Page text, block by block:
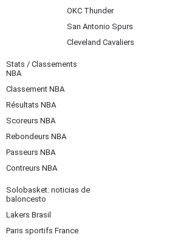
OKC Thunder
San Antonio Spurs
Cleveland Cavaliers
Stats / Classements
NBA
Classement NBA
Résultats NBA
Scoreurs NBA
Rebondeurs NBA
Passeurs NBA
Contreurs NBA
Solobasket: noticias de
baloncesto
Lakers Brasil
Paris sportifs France